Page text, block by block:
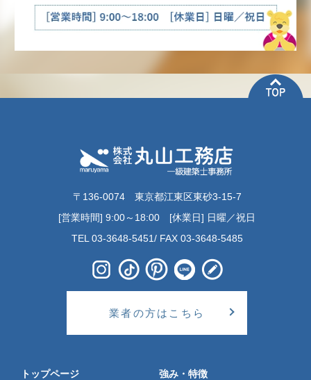
〒136-0074 東京都江東区東砂3-15-7
[営業時間] 9:00～18:00 [休業日] 日曜／祝日
TEL 03-3648-5451/ FAX 03-3648-5485
業者の方はこちら
トップページ 強み・特徴